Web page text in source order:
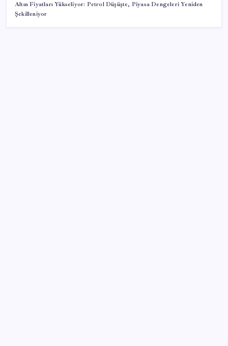
Altın Fiyatları Yükseliyor: Petrol Düşüşte, Piyasa Dengeleri Yeniden
Şekilleniyor